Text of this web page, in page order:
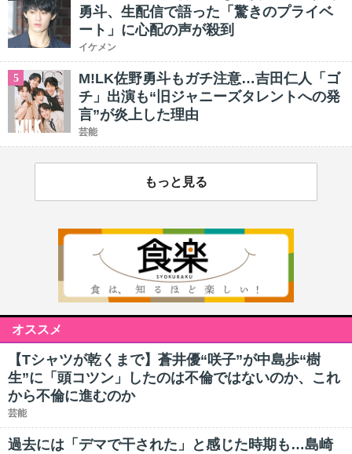
勇斗、生配信で語った「驚きのプライベ
ート」に心配の声が殺到
イケメン
5
M!LK佐野勇斗もガチ注意…吉田仁人「ゴ
チ」出演も“旧ジャニーズタレントへの発
言”が炎上した理由
芸能
もっと見る
オススメ
【Tシャツが乾くまで】蒼井優“咲子”が中島歩“樹
生”に「頭コツン」したのは不倫ではないのか、これ
から不倫に進むのか
芸能
過去には「デマで干された」と感じた時期も…島崎